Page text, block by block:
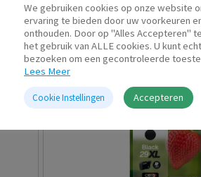
Gerelateerde
We gebruiken cookies op onze website
ervaring te bieden door uw voorkeuren
onthouden. Door op "Alles Accepteren"
het gebruik van ALLE cookies. U kunt
bezoeken om een gecontroleerde
Lees Meer
Cookie Instellingen Accepteren